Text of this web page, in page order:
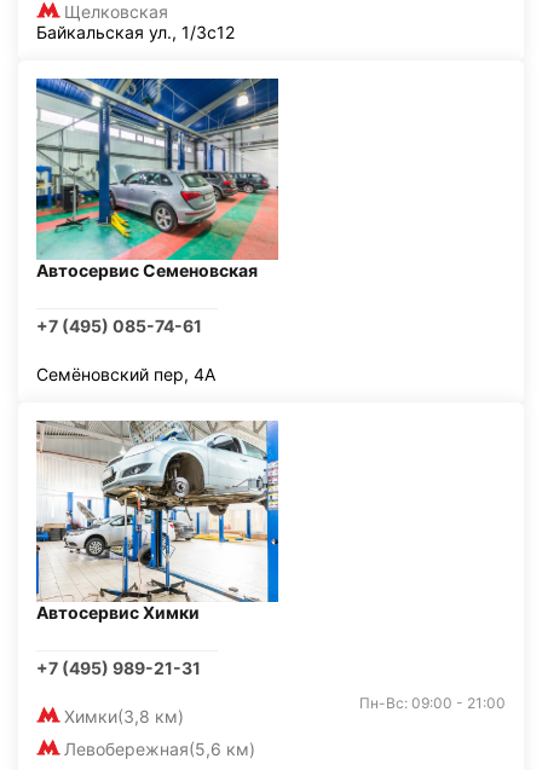
Щелковская
Байкальская ул., 1/3с12
Автосервис Семеновская
+7 (495) 085-74-61
Семёновский пер, 4А
Автосервис Химки
+7 (495) 989-21-31
Химки(3,8 км)
Левобережная(5,6 км)
Пн-Вс: 09:00 - 21:00